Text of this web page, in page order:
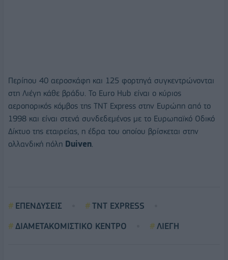
Περίπου 40 αεροσκάφη και 125 φορτηγά συγκεντρώνονται
στη Λιέγη κάθε βράδυ. Το Euro Hub είναι ο κύριος
αεροπορικός κόμβος της TNT Express στην Ευρώπη από το
1998 και είναι στενά συνδεδεμένος με το Ευρωπαϊκό Οδικό
Δίκτυο της εταιρείας, η έδρα του οποίου βρίσκεται στην
ολλανδική πόλη Duiven.
ΕΠΕΝΔΥΣΕΙΣ
TNT EXPRESS
ΔΙΑΜΕΤΑΚΟΜΙΣΤΙΚΟ ΚΕΝΤΡΟ
ΛΙΕΓΗ